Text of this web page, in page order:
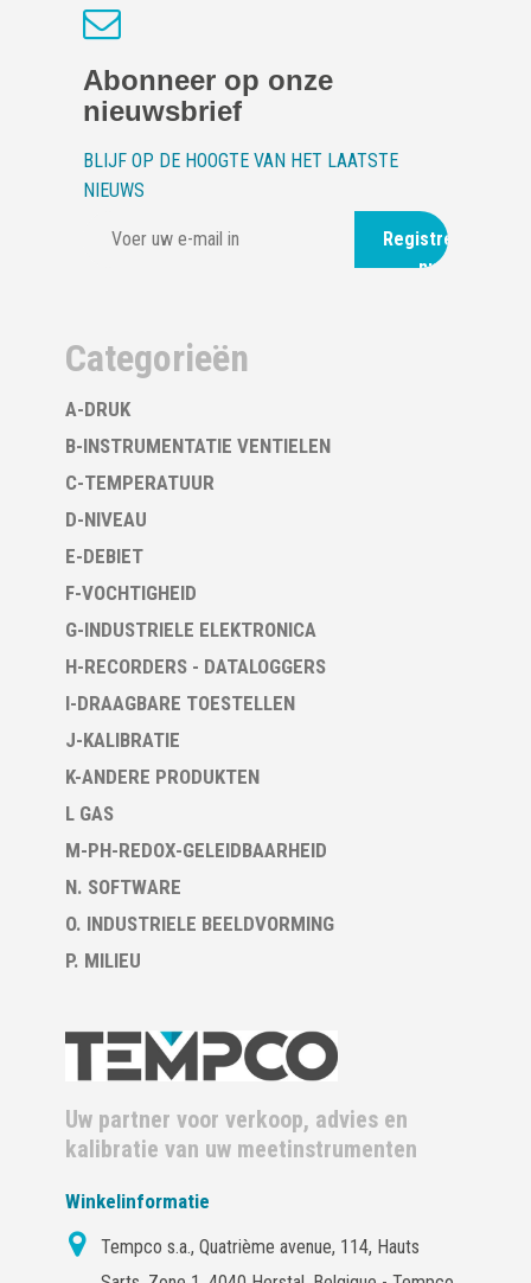
Abonneer op onze
nieuwsbrief
BLIJF OP DE HOOGTE VAN HET LAATSTE
NIEUWS
Registreer
nu
Categorieën
A-DRUK
B-INSTRUMENTATIE VENTIELEN
C-TEMPERATUUR
D-NIVEAU
E-DEBIET
F-VOCHTIGHEID
G-INDUSTRIELE ELEKTRONICA
H-RECORDERS - DATALOGGERS
I-DRAAGBARE TOESTELLEN
J-KALIBRATIE
K-ANDERE PRODUKTEN
L GAS
M-PH-REDOX-GELEIDBAARHEID
N. SOFTWARE
O. INDUSTRIELE BEELDVORMING
P. MILIEU
Uw partner voor verkoop, advies en
kalibratie van uw meetinstrumenten
Winkelinformatie
Tempco s.a., Quatrième avenue, 114, Hauts